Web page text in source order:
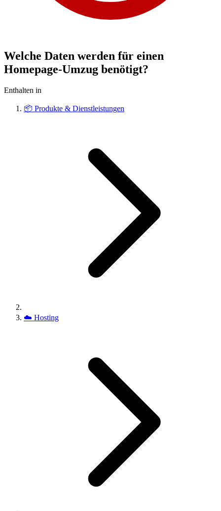
Welche Daten werden für einen
Homepage-Umzug benötigt?
Enthalten in
📦 Produkte & Dienstleistungen
☁️ Hosting